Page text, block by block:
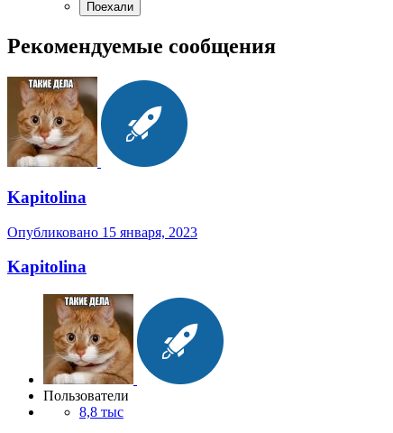
Рекомендуемые сообщения
Kapitolina
Опубликовано 15 января, 2023
Kapitolina
Пользователи
8,8 тыс